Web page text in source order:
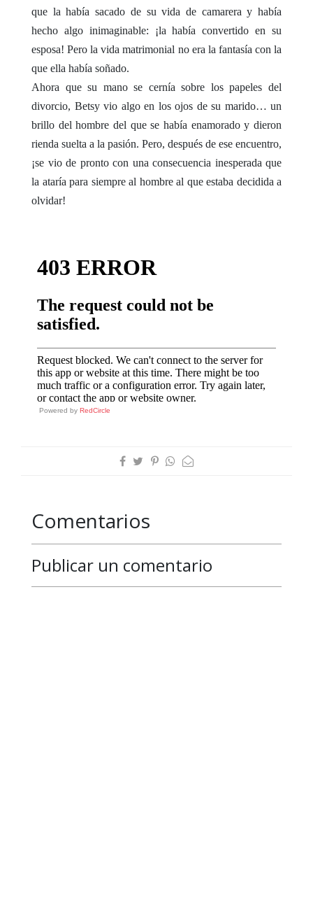
que la había sacado de su vida de camarera y había
hecho algo inimaginable: ¡la había convertido en su
esposa! Pero la vida matrimonial no era la fantasía con la
que ella había soñado.
Ahora que su mano se cernía sobre los papeles del
divorcio, Betsy vio algo en los ojos de su marido… un
brillo del hombre del que se había enamorado y dieron
rienda suelta a la pasión. Pero, después de ese encuentro,
¡se vio de pronto con una consecuencia inesperada que
la ataría para siempre al hombre al que estaba decidida a
olvidar!
Powered by RedCircle
Comentarios
Publicar un comentario